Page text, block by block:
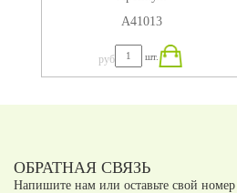
А41013
руб шт.
ОБРАТНАЯ СВЯЗЬ
Напишите нам или оставьте свой номер